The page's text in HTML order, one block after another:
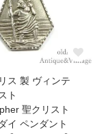
ス 製 ヴィンテ
ト
聖クリスト
イ ペンダント